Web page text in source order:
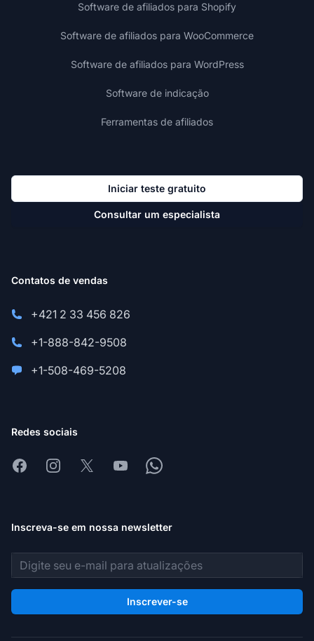
Software de afiliados para Shopify
Software de afiliados para WooCommerce
Software de afiliados para WordPress
Software de indicação
Ferramentas de afiliados
Iniciar teste gratuito
Consultar um especialista
Contatos de vendas
+421 2 33 456 826
+1-888-842-9508
+1-508-469-5208
Redes sociais
FacebookInstagram
X YoutubeWhatsapp
Inscreva-se em nossa newsletter
Endereço de e-mail
Inscrever-se